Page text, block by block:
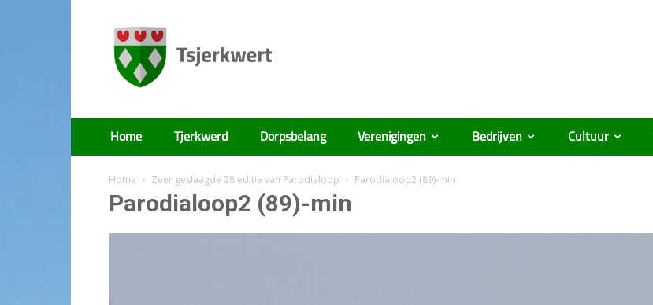
Tsjerkwert
Home Tjerkwerd Dorpsbelang Verenigingen Bedrijven Cultuur
Home Zeer geslaagde 28 editie van Parodialoop Parodialoop2 (89)-min
Parodialoop2 (89)-min